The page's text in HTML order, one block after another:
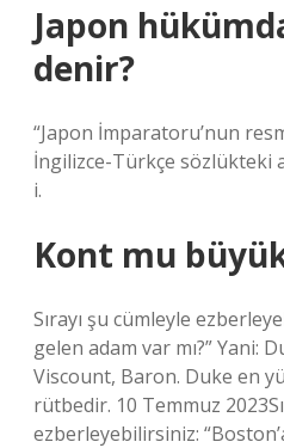
Japon
denir?
“Japon İmparatoru’nun
İngilizce-Türkçe sözlükteki
i.
Kont mu
Sırayı şu cümleyle
gelen adam var mı?” Yani:
Viscount, Baron. Duke en
rütbedir. 10 Temmuz
ezberleyebilirsiniz: